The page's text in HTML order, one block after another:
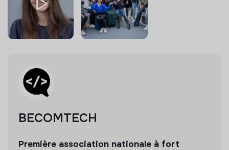
BECOMTECH
Première association nationale à fort